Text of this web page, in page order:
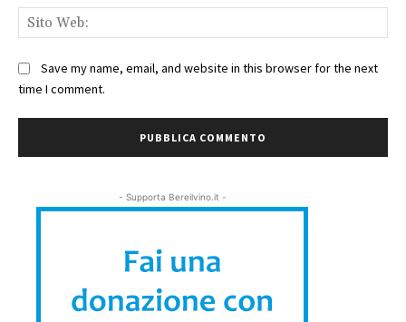
Save my name, email, and website in this browser for the next
time I comment.
- Supporta Bereilvino.it -